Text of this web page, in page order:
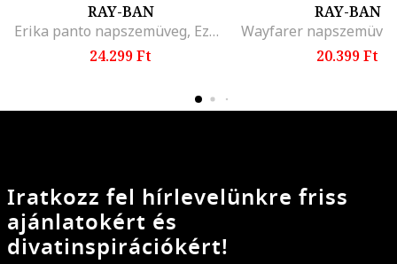
RAY-BAN
Erika panto napszemüveg, Ezüstszín
24.299 Ft
RAY-BAN
20.399 Ft
Iratkozz fel hírlevelünkre friss
ajánlatokért és
divatinspirációkért!